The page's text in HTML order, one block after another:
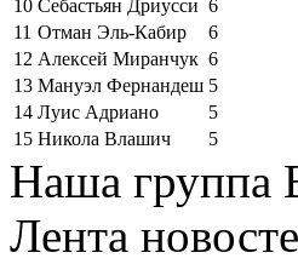
10 Себастьян Дриусси 6
11 Отман Эль-Кабир
6
12 Алексей Миранчук 6
13 Мануэл Фернандеш 5
14 Луис Адриано
5
15 Никола Влашич 5
Наша группа
Лента